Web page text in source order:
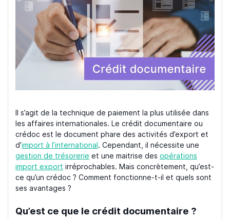
Il s’agit de la technique de paiement la plus utilisée dans
les affaires internationales. Le crédit documentaire ou
crédoc est le document phare des activités d’export et
d’import à l’international . Cependant, il nécessite une
gestion de trésorerie et une maitrise des opérations
import export irréprochables. Mais concrètement, qu’est-
ce qu’un crédoc ? Comment fonctionne-t-il et quels sont
ses avantages ?
Qu’est ce que le crédit documentaire ?